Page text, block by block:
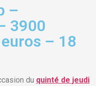
–
3900
– 18
du quinté de jeudi